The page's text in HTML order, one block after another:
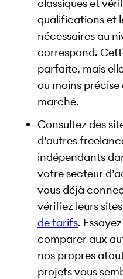
classiques et
qualifications et
nécessaires au
correspond.
parfaite, mais
ou moins
marché.
Consultez des
d’autres
indépendants
votre secteur
vous déjà
vérifiez leurs
de tarifs.
comparer aux
nos propres
projets vous